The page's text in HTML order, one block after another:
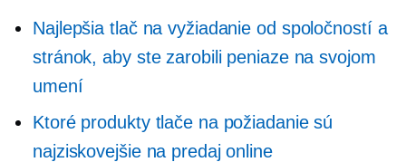
Najlepšia tlač na vyžiadanie od spoločností a
stránok, aby ste zarobili peniaze na svojom
umení
Ktoré produkty tlače na požiadanie sú
najziskovejšie na predaj online